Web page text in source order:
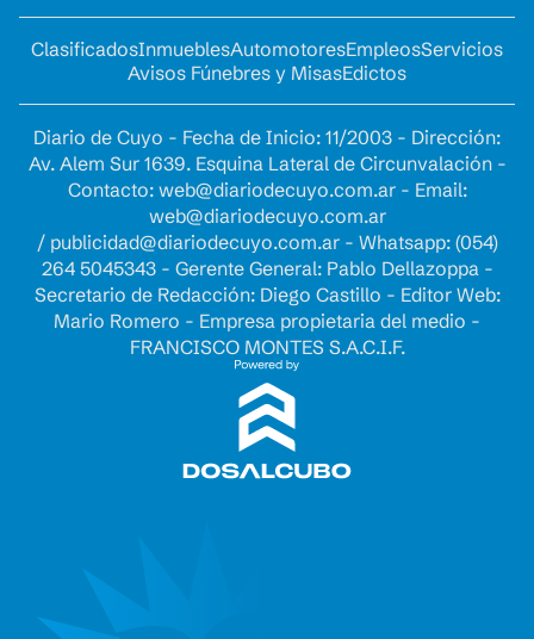
ClasificadosInmueblesAutomotoresEmpleosServicios
Avisos Fúnebres y MisasEdictos
Diario de Cuyo - Fecha de Inicio: 11/2003 - Dirección:
Av. Alem Sur 1639. Esquina Lateral de Circunvalación -
Contacto: web@diariodecuyo.com.ar- Email:
web@diariodecuyo.com.ar
/ publicidad@diariodecuyo.com.ar- Whatsapp: (054)
264 5045343 - Gerente General: Pablo Dellazoppa -
Secretario de Redacción: Diego Castillo - Editor Web:
Mario Romero - Empresa propietaria del medio -
FRANCISCO MONTES S.A.C.I.F.